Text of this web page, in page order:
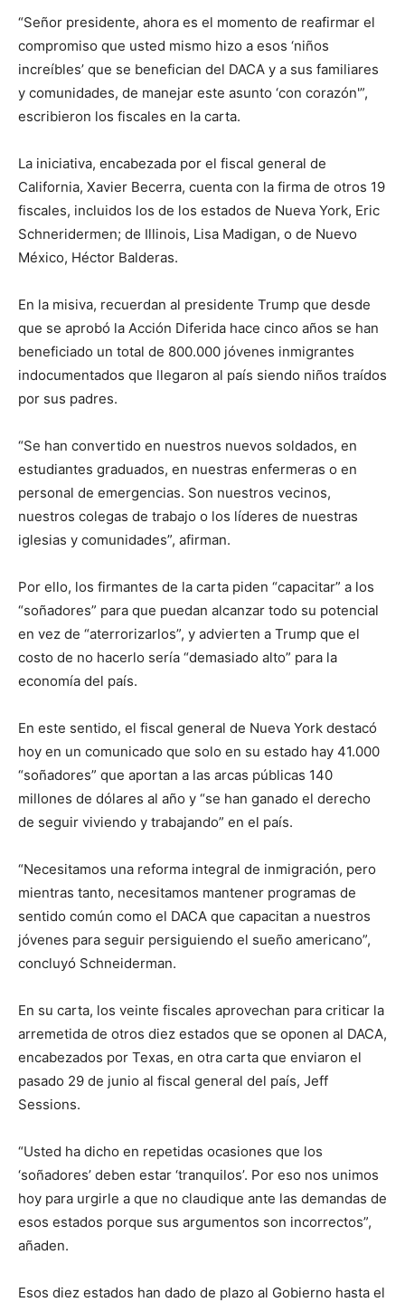
“Señor presidente, ahora es el momento de reafirmar el
compromiso que usted mismo hizo a esos ‘niños
increíbles’ que se benefician del DACA y a sus familiares
y comunidades, de manejar este asunto ‘con corazón'”,
escribieron los fiscales en la carta.
La iniciativa, encabezada por el fiscal general de
California, Xavier Becerra, cuenta con la firma de otros 19
fiscales, incluidos los de los estados de Nueva York, Eric
Schneridermen; de Illinois, Lisa Madigan, o de Nuevo
México, Héctor Balderas.
En la misiva, recuerdan al presidente Trump que desde
que se aprobó la Acción Diferida hace cinco años se han
beneficiado un total de 800.000 jóvenes inmigrantes
indocumentados que llegaron al país siendo niños traídos
por sus padres.
“Se han convertido en nuestros nuevos soldados, en
estudiantes graduados, en nuestras enfermeras o en
personal de emergencias. Son nuestros vecinos,
nuestros colegas de trabajo o los líderes de nuestras
iglesias y comunidades”, afirman.
Por ello, los firmantes de la carta piden “capacitar” a los
“soñadores” para que puedan alcanzar todo su potencial
en vez de “aterrorizarlos”, y advierten a Trump que el
costo de no hacerlo sería “demasiado alto” para la
economía del país.
En este sentido, el fiscal general de Nueva York destacó
hoy en un comunicado que solo en su estado hay 41.000
“soñadores” que aportan a las arcas públicas 140
millones de dólares al año y “se han ganado el derecho
de seguir viviendo y trabajando” en el país.
“Necesitamos una reforma integral de inmigración, pero
mientras tanto, necesitamos mantener programas de
sentido común como el DACA que capacitan a nuestros
jóvenes para seguir persiguiendo el sueño americano”,
concluyó Schneiderman.
En su carta, los veinte fiscales aprovechan para criticar la
arremetida de otros diez estados que se oponen al DACA,
encabezados por Texas, en otra carta que enviaron el
pasado 29 de junio al fiscal general del país, Jeff
Sessions.
“Usted ha dicho en repetidas ocasiones que los
‘soñadores’ deben estar ‘tranquilos’. Por eso nos unimos
hoy para urgirle a que no claudique ante las demandas de
esos estados porque sus argumentos son incorrectos”,
añaden.
Esos diez estados han dado de plazo al Gobierno hasta el